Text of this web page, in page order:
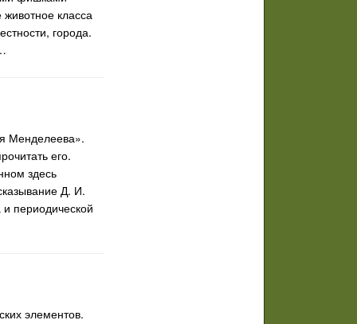
класса
города.
Менделеева».
его.
здесь
Д. И.
периодической
элементов.